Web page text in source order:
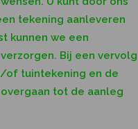
tekening aanleveren
kunnen we een
Bij een vervolg
of tuintekening en de
tot de aanleg